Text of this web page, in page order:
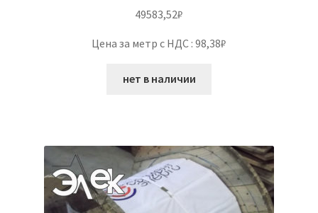
49583,52₽
Цена за метр с НДС : 98,38₽
нет в наличии